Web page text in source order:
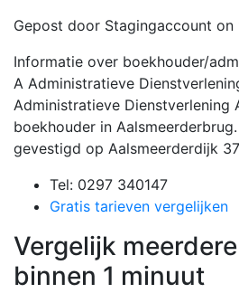
Gepost door Stagingaccount on
Informatie over boekhouder/
A Administratieve
Administratieve Dienstverlening
boekhouder in
gevestigd op Aalsmeerderdijk
Tel: 0297 340147
Gratis tarieven vergelijken
Vergelijk
binnen 1 minuut